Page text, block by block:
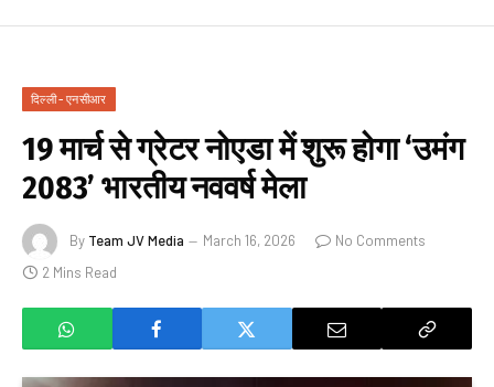
दिल्ली - एनसीआर
19 मार्च से ग्रेटर नोएडा में शुरू होगा ‘उमंग
2083’ भारतीय नववर्ष मेला
By Team JV Media March 16, 2026
No Comments
2 Mins Read